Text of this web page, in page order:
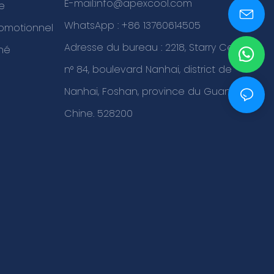
E-mail:info@apexcool.com
WhatsApp : +86 13760614505
Adresse du bureau : 2218, Starry Center,
n° 84, boulevard Nanhai, district de
Nanhai, Foshan, province du Guangdong,
Chine. 528200